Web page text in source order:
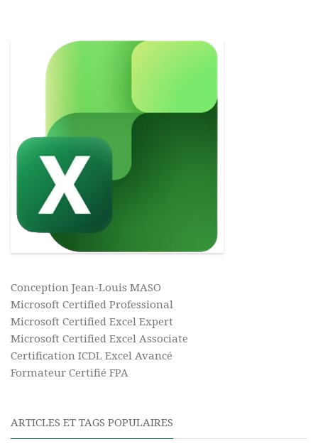
Conception Jean-Louis MASO
Microsoft Certified Professional
Microsoft Certified Excel Expert
Microsoft Certified Excel Associate
Certification ICDL Excel Avancé
Formateur Certifié FPA
ARTICLES ET TAGS POPULAIRES